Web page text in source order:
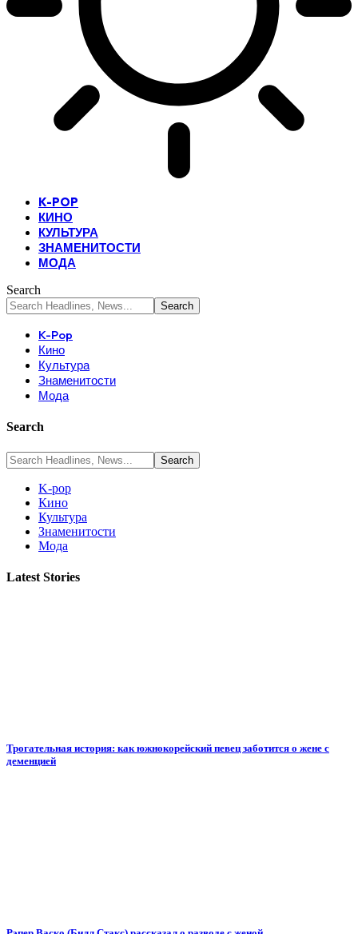
K-POP
КИНО
КУЛЬТУРА
ЗНАМЕНИТОСТИ
МОДА
Search
K-Pop
Кино
Культура
Знаменитости
Мода
Search
K-pop
Кино
Культура
Знаменитости
Мода
Latest Stories
Трогательная история: как южнокорейский певец заботится о жене с
деменцией